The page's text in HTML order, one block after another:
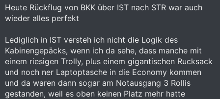
Heute Rückflug von BKK über IST nach STR war auch
wieder alles perfekt
Lediglich in IST versteh ich nicht die Logik des
Kabinengepäcks, wenn ich da sehe, dass manche mit
einem riesigen Trolly, plus einem gigantischen Rucksack
und noch ner Laptoptasche in die Economy kommen
und da waren dann sogar am Notausgang 3 Rollis
gestanden, weil es oben keinen Platz mehr hatte